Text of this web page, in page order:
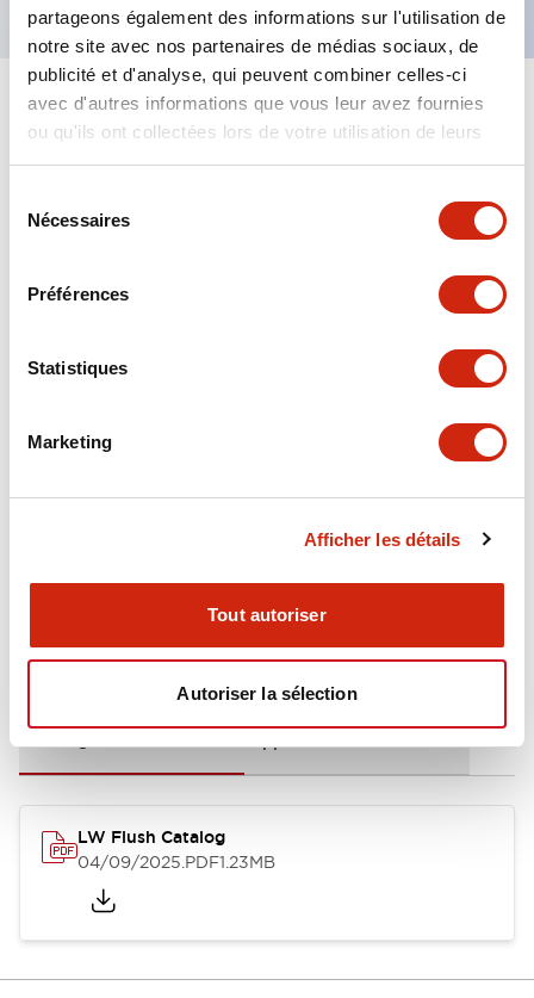
partageons également des informations sur l'utilisation de
notre site avec nos partenaires de médias sociaux, de
publicité et d'analyse, qui peuvent combiner celles-ci
avec d'autres informations que vous leur avez fournies
ou qu'ils ont collectées lors de votre utilisation de leurs
services.
Nécessaires
Préférences
Statistiques
Marketing
Afficher les détails
Tout autoriser
Autoriser la sélection
Spécifications
Aesthetic Specifications
Electrical Specifications (rated illuminated
Mechanical Specifications
Documents et fichiers
LW Flush Catalog
04/09/2025.PDF1.23MB